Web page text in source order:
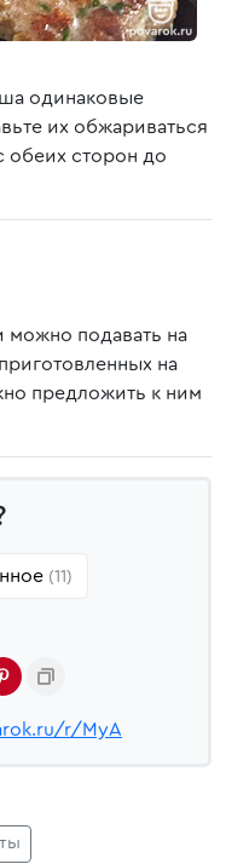
одинаковые
их обжариваться
обеих сторон до
можно подавать на
на
предложить к ним
(11)
r/MyA